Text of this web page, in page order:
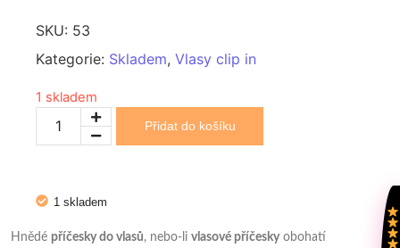
SKU: 53
Kategorie: Skladem, Vlasy clip in
1 skladem
Přidat do košíku
1 skladem
Hnědé příčesky do vlasů, nebo-li vlasové příčeskyobohatí